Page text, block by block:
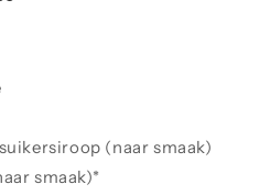
(naar smaak)
smaak)*